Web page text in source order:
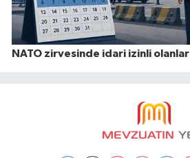
NATO zirvesinde idari izinli olanlar